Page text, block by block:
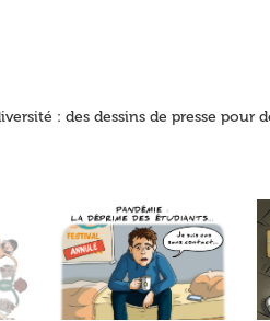
: des dessins de presse